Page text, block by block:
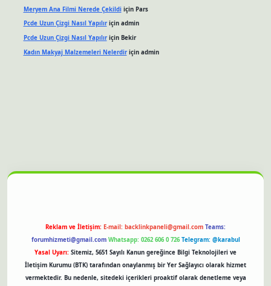
Meryem Ana Filmi Nerede Çekildiiçin Pars
Pcde Uzun Çizgi Nasıl Yapılıriçin admin
Pcde Uzun Çizgi Nasıl Yapılıriçin Bekir
Kadın Makyaj Malzemeleri Nelerdiriçin admin
Reklam ve İletişim: E-mail: backlinkpaneli@gmail.com Teams:
forumhizmeti@gmail.com Whatsapp: 0262 606 0 726 Telegram: @karabul
Yasal Uyarı: Sitemiz, 5651 Sayılı Kanun gereğince Bilgi Teknolojileri ve
İletişim Kurumu (BTK) tarafından onaylanmış bir Yer Sağlayıcı olarak hizmet
vermektedir. Bu nedenle, sitedeki içerikleri proaktif olarak denetleme veya